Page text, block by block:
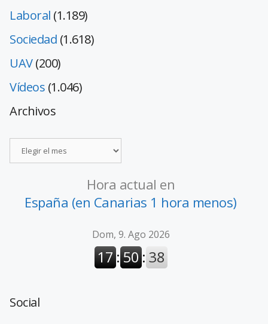
Laboral (1.189)
Sociedad (1.618)
UAV(200)
Vídeos (1.046)
Archivos
Hora actual en
España (en Canarias 1 hora menos)
Social